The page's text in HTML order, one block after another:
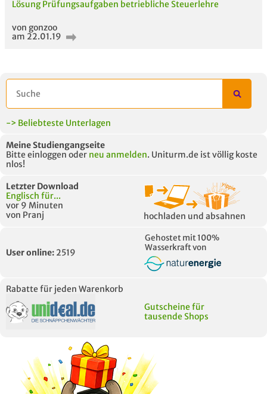
Lösung Prüfungsaufgaben betriebliche Steuerlehre
von gonzoo
am 22.01.19
-> Beliebteste Unterlagen
Meine Studiengangseite
Bitte einloggen oder neu anmelden. Uniturm.de ist völlig koste
nlos!
Letzter Download
Englisch für...
vor 9 Minuten
von Pranj
hochladen und absahnen
User online: 2519
Gehostet mit 100%
Wasserkraft von
Rabatte für jeden Warenkorb
Gutscheine für
tausende Shops